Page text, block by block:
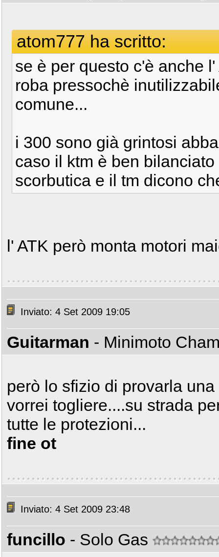
atom777 ha scritto:
se è per questo c'è anche
roba pressochè
comune...
i 300 sono già grintosi
caso il ktm è ben
scorbutica e il tm dicono
l' ATK però monta motori
Inviato: 4 Set 2009 19:05
Guitarman - Minimoto
però lo sfizio di provarla
vorrei togliere....su strada
tutte le protezioni...
fine ot
Inviato: 4 Set 2009 23:48
funcillo - Solo Gas